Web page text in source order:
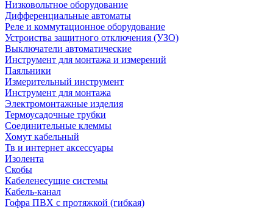
Низковольтное оборудование
Дифференциальные автоматы
Реле и коммутационное оборудование
Устроиства защитного отключения (УЗО)
Выключатели автоматические
Инструмент для монтажа и измерений
Паяльники
Измерительный инструмент
Инструмент для монтажа
Электромонтажные изделия
Термоусадочные трубки
Соединительные клеммы
Хомут кабельный
Тв и интернет аксессуары
Изолента
Скобы
Кабеленесущие системы
Кабель-канал
Гофра ПВХ с протяжкой (гибкая)